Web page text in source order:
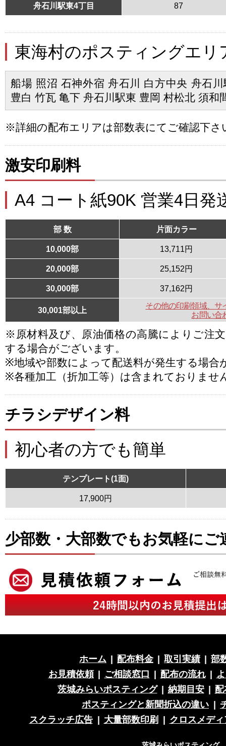
舟石川駅東4丁目 87
東海村のポスティングエリ
船場 照沼 石神外宿 舟石川 白方中央 舟石
豊白 竹瓦 亀下 舟石川駅東 豊岡 村松北 須和
※詳細の配布エリアは部数表にてご確認下さ
激安印刷料
A4 コート紙90K 営業4日発
部 数 片面カラー
10,000部 13,711円
20,000部 25,152円
30,000部 37,162円
30,001部以上
その他の印刷領域、サ
お問い合
※原材料及び、原油価格の高騰によりご注
する場合がございます。
※地域や部数によって配送料が発生する場合
※各種加工（折加工等）は含まれておりませ
チラシデザイン料
初心者の方でも簡単
テンプレート(1面)
17,900円
少部数・大部数でもお気軽にご
ホーム 配布料金 取引実績
部
お見積依頼
ご相談窓口 配布の流れ
茨城みらいポスティング
納期目安
ポスティングと新聞折込の違い
スクラッチ広告
大量部数印刷 クロスメディ